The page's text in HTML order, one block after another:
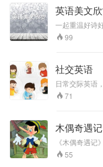
英语美文
一起重温好诗
解详情请留言
99
社交英语
日常交际英语
要一部分，学
用的比较多的
71
木偶奇遇记
《木偶奇遇记
作，发表于
候，梦见一位
55